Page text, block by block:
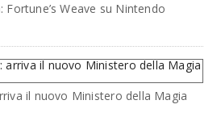
Fortune’s Weave su Nintendo
il nuovo Ministero della Magia